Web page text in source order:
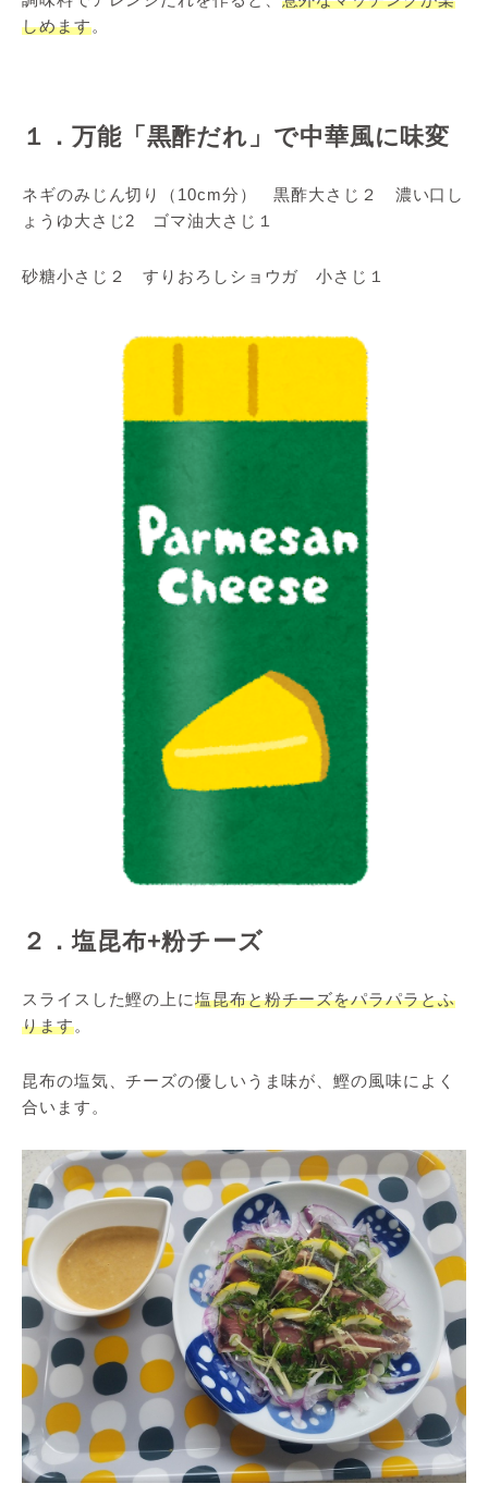
しめます。
１．万能「黒酢だれ」で中華風に味変
ネギのみじん切り（10cm分） 黒酢大さじ２ 濃い口し
ょうゆ大さじ2 ゴマ油大さじ１
砂糖小さじ２ すりおろしショウガ 小さじ１
２．塩昆布+粉チーズ
スライスした鰹の上に塩昆布と粉チーズをパラパラとふ
ります。
昆布の塩気、チーズの優しいうま味が、鰹の風味によく
合います。